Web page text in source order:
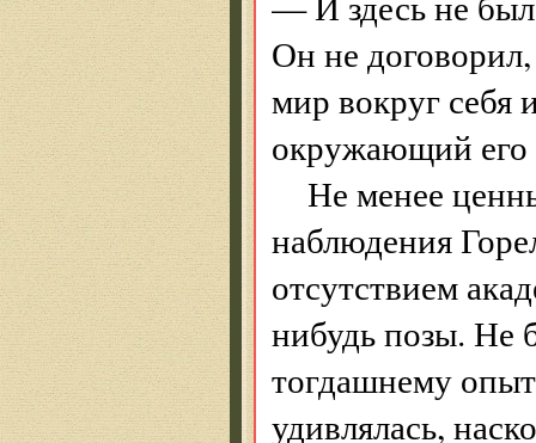
Он не
мир вокруг себя
окружающий его
Не менее
наблюдения
отсутствием
нибудь позы. Не
тогдашнему
удивлялась,